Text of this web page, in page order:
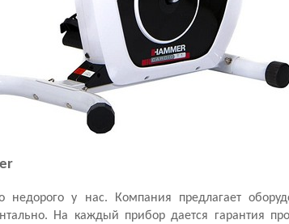
у нас. Компания предлагает
На каждый прибор дается гарантия